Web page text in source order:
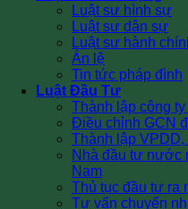
Luật sư hình sự
Luật sư dân sự
Luật sư hành
Án lệ
Tin tức pháp đình
Luật Đầu Tư
Thành lập công
Điều chỉnh GCN
Thành lập VPDD,
Nhà đầu tư nước
Nam
Thủ tục đầu tư ra
Tư vấn chuyển